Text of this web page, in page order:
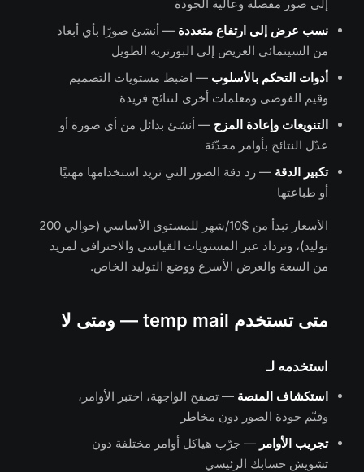
إلى صور مفصلة وعالية الجودة
نسب عرض إلى ارتفاع متعددة — أنشئ صورًا بأي أبعاد
من السينمائي العريض إلى البورتريه الطويل
أدوات التحكم بالأسلوب — اضبط مستويات التصميم
وقيم الفوضى ومعلمات أخرى لنتائج فريدة
التنويعات وإعادة المزج — أنشئ بدائل من أي صورة أو
عدّل النتائج بأوامر محدّثة
تكبير الدقة — زد دقة الصور التي تريد استخدامها مهنيًا
أو طباعتها
الأسعار تبدأ من $10/شهر للمستوى الأساسي (حوالي 200
توليد)، وتزداد عبر المستويات القياسي والاحترافي لمزيد
من السعة والعرض الأسرع ووضع التوليد الخاص.
متى تستخدم temp mail — ومتى لا
استخدمه لـ
استكشاف المنصة — تصفح الواجهة، اختبر الأوامر،
وقيّم جودة الصور دون مخاطر
تجريب الأوامر — جرّب هياكل أوامر مختلفة دون
تشويش حسابك الرئيسي